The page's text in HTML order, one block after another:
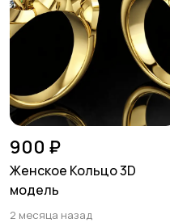
900 ₽
Женское Кольцо 3D
модель
2 месяца назад